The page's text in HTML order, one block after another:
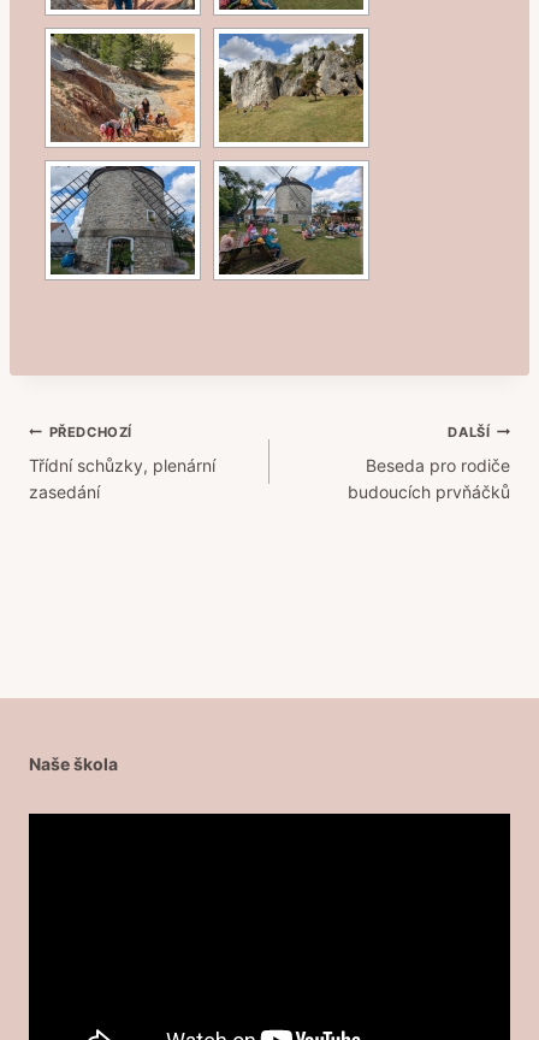
Navigace
pro
PŘEDCHOZÍ
Třídní schůzky, plenární
zasedání
DALŠÍ
Beseda pro rodiče
budoucích prvňáčků
Naše škola